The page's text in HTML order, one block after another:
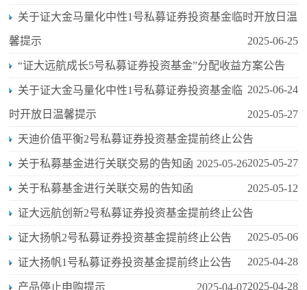
关于证大金马量化中性1号私募证券投资基金临时开放日温
馨提示 2025-06-25
“证大远航成长5号私募证券投资基金”分配收益方案公告
2025-06-24
关于证大金马量化中性1号私募证券投资基金临
时开放日温馨提示 2025-05-27
天迪价值平衡2号私募证券投资基金提前终止公告
2025-05-27
关于私募基金进行关联交易的告知函 2025-05-26
关于私募基金进行关联交易的告知函 2025-05-12
证大远航创新2号私募证券投资基金提前终止公告
2025-05-06
证大扬帆2号私募证券投资基金提前终止公告
2025-04-28
证大扬帆1号私募证券投资基金提前终止公告
2025-04-28
产品停止申购提示 2025-04-07